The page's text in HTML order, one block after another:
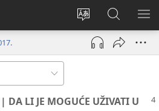
Promeni
jezik
sajta
Prijava
(otvara
prozor)
Pretraga
sajta
JW.ORG
DA LI JE MOGUĆE UŽIVATI U